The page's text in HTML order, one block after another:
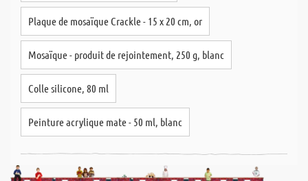
Plaque de mosaïque Crackle - 15 x 20 cm, or
Mosaïque - produit de rejointement, 250 g, blanc
Colle silicone, 80 ml
Peinture acrylique mate - 50 ml, blanc